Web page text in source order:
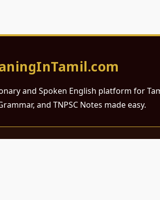
and Spoken English platform for
and TNPSC Notes made easy.